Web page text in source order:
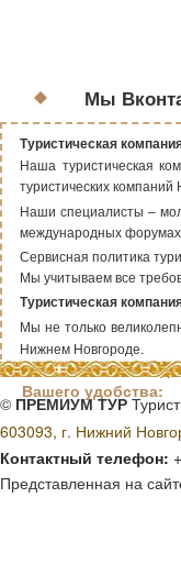
Мы
Туристическая
Наша туристическая
туристических
Наши специалисты –
международных
Сервисная политика
Мы учитываем все
Туристическая
Мы не только
Нижнем Новгороде.
Способы оплаты
Вашего удобства:
© ПРЕМИУМ ТУР
603093, г. Нижний
Контактный телефон:
Представленная на